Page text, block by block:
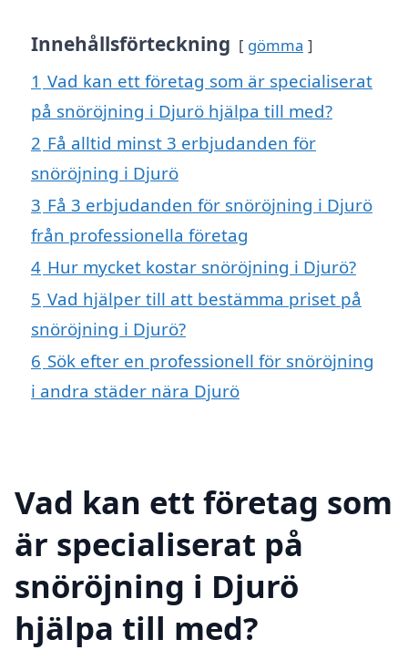
Innehållsförteckning gömma
1 Vad kan ett företag som är specialiserat
på snöröjning i Djurö hjälpa till med?
2 Få alltid minst 3 erbjudanden för
snöröjning i Djurö
3 Få 3 erbjudanden för snöröjning i Djurö
från professionella företag
4 Hur mycket kostar snöröjning i Djurö?
5 Vad hjälper till att bestämma priset på
snöröjning i Djurö?
6 Sök efter en professionell för snöröjning
i andra städer nära Djurö
Vad kan ett företag som
är specialiserat på
snöröjning i Djurö
hjälpa till med?